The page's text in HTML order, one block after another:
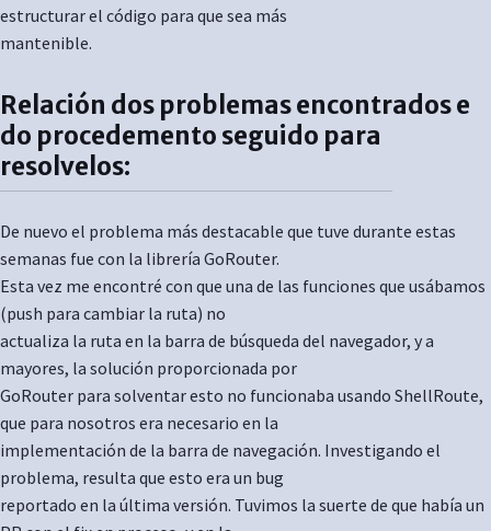
estructurar el código para que sea más
mantenible.
Relación dos problemas encontrados e
do procedemento seguido para
resolvelos:
De nuevo el problema más destacable que tuve durante estas
semanas fue con la librería GoRouter.
Esta vez me encontré con que una de las funciones que usábamos
(push para cambiar la ruta) no
actualiza la ruta en la barra de búsqueda del navegador, y a
mayores, la solución proporcionada por
GoRouter para solventar esto no funcionaba usando ShellRoute,
que para nosotros era necesario en la
implementación de la barra de navegación. Investigando el
problema, resulta que esto era un bug
reportado en la última versión. Tuvimos la suerte de que había un